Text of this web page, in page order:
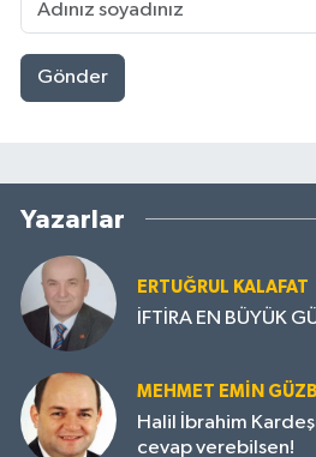
Gönder
Yazarlar
ERTUĞRUL KALAFAT
İFTİRA EN BÜYÜK
MEHMET EMIN
Halil İbrahim Kardeşim sende
cevap verebilsen!